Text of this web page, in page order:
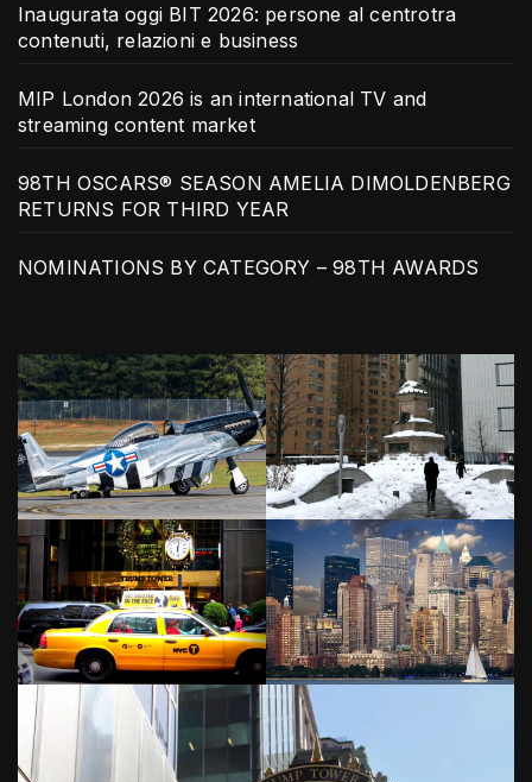
Inaugurata oggi BIT 2026: persone al centrotra
contenuti, relazioni e business
MIP London 2026 is an international TV and
streaming content market
98TH OSCARS® SEASON AMELIA DIMOLDENBERG
RETURNS FOR THIRD YEAR
NOMINATIONS BY CATEGORY – 98TH AWARDS